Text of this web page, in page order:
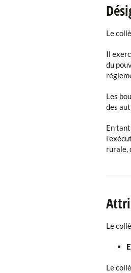
Le
Il
du
Les
des
En
rurale,
Le
Le